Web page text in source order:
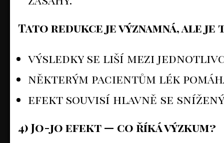
Tato redukce je významná, ale
výsledky se liší mezi
některým pacientům lék
efekt souvisí hlavně se
4) Jo-jo efekt — co říká výzkum?